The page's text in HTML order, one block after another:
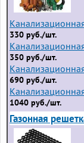
330 руб./шт.
350 руб./шт.
690 руб./шт.
1040 руб./шт.
Газонная